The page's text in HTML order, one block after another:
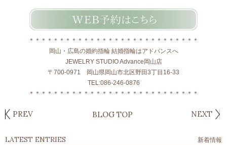
＊＊＊＊＊＊＊＊＊＊＊＊＊＊＊＊＊＊＊＊＊＊＊＊＊＊＊＊
岡山・広島の婚約指輪 結婚指輪はアドバンスへ
JEWELRY STUDIO Advance岡山店
〒700-0971 岡山県岡山市北区野田3丁目16-33
TEL:086-246-0876
＊＊＊＊＊＊＊＊＊＊＊＊＊＊＊＊＊＊＊＊＊＊＊＊＊＊＊＊
PREV BLOG TOP NEXT
LATEST ENTRIES 新着情報